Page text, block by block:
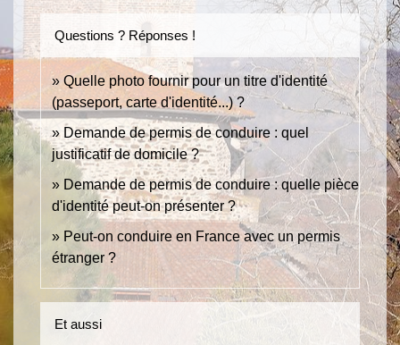
Questions ? Réponses !
Quelle photo fournir pour un titre d'identité
(passeport, carte d'identité...) ?
Demande de permis de conduire : quel
justificatif de domicile ?
Demande de permis de conduire : quelle pièce
d'identité peut-on présenter ?
Peut-on conduire en France avec un permis
étranger ?
Et aussi